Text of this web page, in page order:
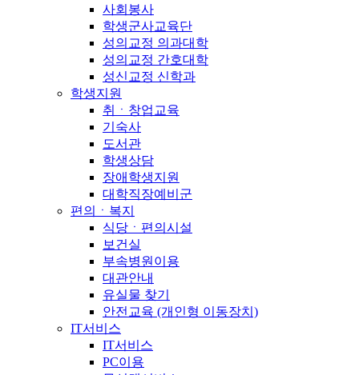
사회봉사
학생군사교육단
성의교정 의과대학
성의교정 간호대학
성신교정 신학과
학생지원
취ㆍ창업교육
기숙사
도서관
학생상담
장애학생지원
대학직장예비군
편의ㆍ복지
식당ㆍ편의시설
보건실
부속병원이용
대관안내
유실물 찾기
안전교육 (개인형 이동장치)
IT서비스
IT서비스
PC이용